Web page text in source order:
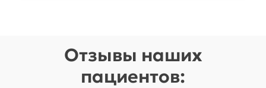
Отзывы наших
пациентов: